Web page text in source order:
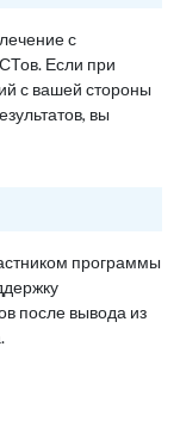
с
Если при
с вашей стороны
вы
программы
после вывода из